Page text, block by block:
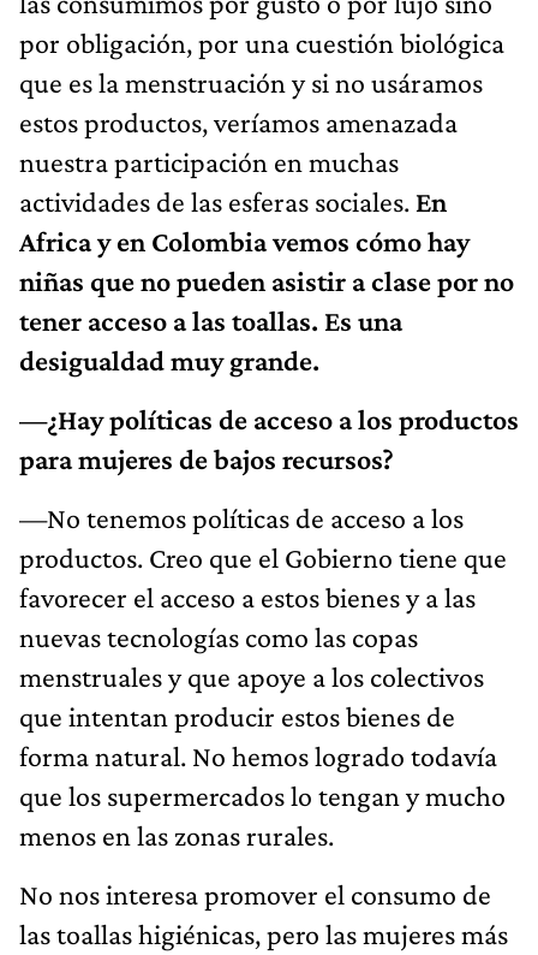
por obligación, por una cuestión biológica
que es la menstruación y si no usáramos
estos productos, veríamos amenazada
nuestra participación en muchas
actividades de las esferas sociales. En
Africa y en Colombia vemos cómo hay
niñas que no pueden asistir a clase por no
tener acceso a las toallas. Es una
desigualdad muy grande.
—¿Hay políticas de acceso a los productos
para mujeres de bajos recursos?
—No tenemos políticas de acceso a los
productos. Creo que el Gobierno tiene que
favorecer el acceso a estos bienes y a las
nuevas tecnologías como las copas
menstruales y que apoye a los colectivos
que intentan producir estos bienes de
forma natural. No hemos logrado todavía
que los supermercados lo tengan y mucho
menos en las zonas rurales.
No nos interesa promover el consumo de
las toallas higiénicas, pero las mujeres más